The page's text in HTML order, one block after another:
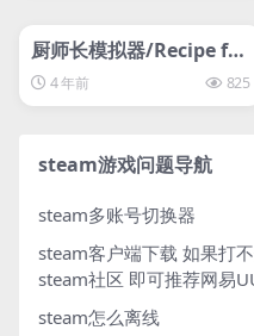
svip专属
厨师长模拟器/Recipe for
Disaster
4 年前 825
steam游戏问题导航
steam多账号切换器
steam客户端下载 如果打
steam社区 即可推荐网易
steam怎么离线